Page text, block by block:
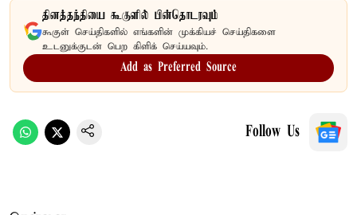
தினத்தந்தியை கூகுளில் பின்தொடரவும்
கூகுள் செய்திகளில் எங்களின் முக்கியச் செய்திகளை
உடனுக்குடன் பெற கிளிக் செய்யவும்.
Add as Preferred Source
Follow Us